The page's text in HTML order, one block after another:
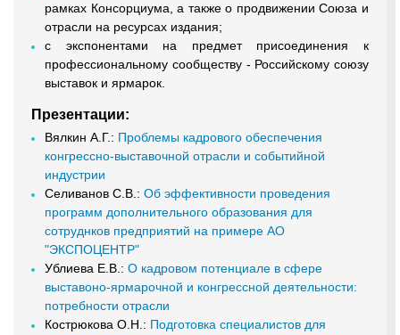
рамках Консорциума, а также о продвижении Союза и
отрасли на ресурсах издания;
с экспонентами на предмет присоединения к
профессиональному сообществу - Российскому союзу
выставок и ярмарок.
Презентации:
Вялкин А.Г.: Проблемы кадрового обеспечения
конгрессно-выставочной отрасли и событийной
индустрии
Селиванов С.В.: Об эффективности проведения
программ дополнительного образования для
сотруднков предприятий на примере АО
"ЭКСПОЦЕНТР"
Ублиева Е.В.: О кадровом потенциале в сфере
выставоно-ярмарочной и конгрессной деятельности:
потребности отрасли
Кострюкова О.Н.: Подготовка специалистов для